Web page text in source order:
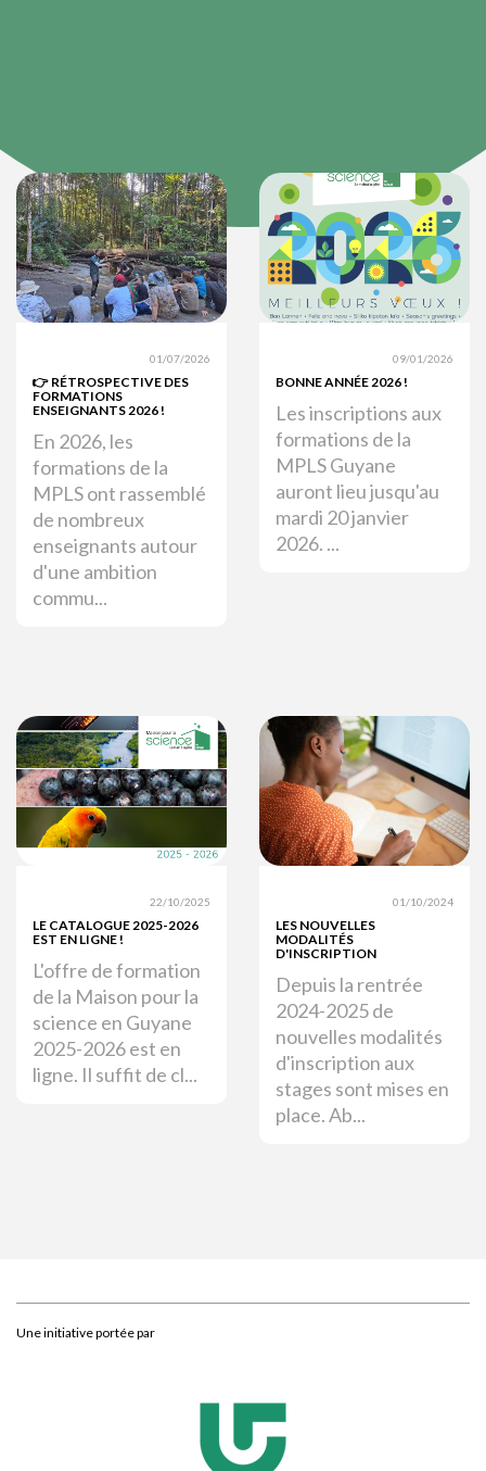
01/07/2026
👉 RÉTROSPECTIVE DES
FORMATIONS
ENSEIGNANTS 2026 !
En 2026, les
formations de la
MPLS ont rassemblé
de nombreux
enseignants autour
d'une ambition
commu...
09/01/2026
BONNE ANNÉE 2026 !
Les inscriptions aux
formations de la
MPLS Guyane
auront lieu jusqu'au
mardi 20 janvier
2026. ...
22/10/2025
LE CATALOGUE 2025-2026
EST EN LIGNE !
L'offre de formation
de la Maison pour la
science en Guyane
2025-2026 est en
ligne. Il suffit de cl...
01/10/2024
LES NOUVELLES
MODALITÉS
D'INSCRIPTION
Depuis la rentrée
2024-2025 de
nouvelles modalités
d'inscription aux
stages sont mises en
place. Ab...
Une initiative portée par